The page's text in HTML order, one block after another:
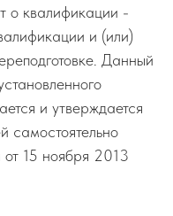
о квалификации -
и (или)
Данный
и утверждается
самостоятельно
15 ноября 2013